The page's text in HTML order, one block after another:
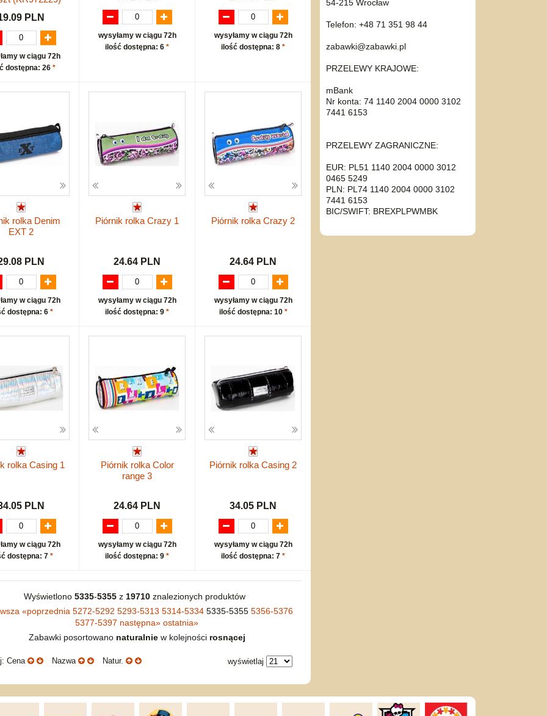
PLN
w ciągu 72h
dostępna: 26 *
wysyłamy w ciągu 72h
ilość dostępna: 6 *
wysyłamy w ciągu 72h
ilość dostępna: 8 *
rolka Denim
EXT 2
PLN
w ciągu 72h
dostępna: 6 *
Piórnik rolka Crazy 1
24.64 PLN
wysyłamy w ciągu 72h
ilość dostępna: 9 *
Piórnik rolka Crazy 2
24.64 PLN
wysyłamy w ciągu 72h
ilość dostępna: 10 *
rolka Casing 1
PLN
w ciągu 72h
dostępna: 7 *
Piórnik rolka Color
range 3
24.64 PLN
wysyłamy w ciągu 72h
ilość dostępna: 9 *
Piórnik rolka Casing 2
34.05 PLN
wysyłamy w ciągu 72h
ilość dostępna: 7 *
Wyświetlono 5335-5355z 19710znalezionych produktów
«poprzednia 5272-5292 5293-5313 5314-5334 5335-5355 5356-5376
5377-5397 następna» ostatnia»
Zabawki posortowano naturalniew kolejności rosnącej
Cena Nazwa Natur. wyświetlaj
54-215 Wrocław
Telefon: +48 71 351 98 44
zabawki@zabawki.pl
PRZELEWY KRAJOWE:
mBank
Nr konta: 74 1140 2004 0000 3102
7441 6153
PRZELEWY ZAGRANICZNE:
EUR: PL51 1140 2004 0000 3012
0465 5249
PLN: PL74 1140 2004 0000 3102
7441 6153
BIC/SWIFT: BREXPLPWMBK